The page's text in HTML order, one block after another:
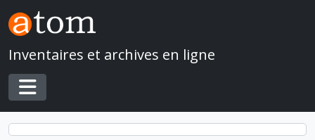
Skip to main content
Inventaires et archives en ligne
Toggle navigation